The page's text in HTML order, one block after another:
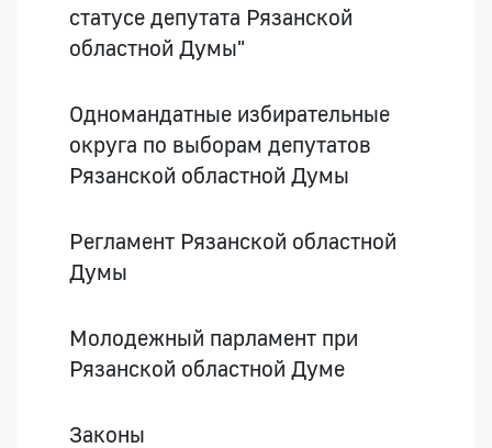
статусе депутата Рязанской
областной Думы"
Одномандатные избирательные
округа по выборам депутатов
Рязанской областной Думы
Регламент Рязанской областной
Думы
Молодежный парламент при
Рязанской областной Думе
Законы